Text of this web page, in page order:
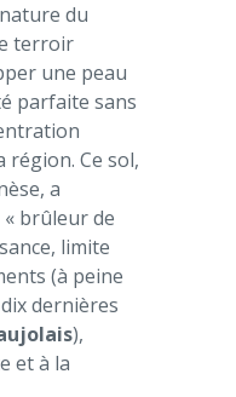
du
terroir
une peau
parfaite sans
région. Ce sol,
a
brûleur de
limite
(à peine
dernières
),
et à la